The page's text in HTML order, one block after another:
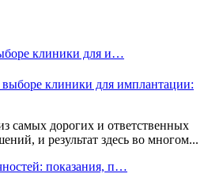
клиники для и…
самых дорогих и ответственных
и результат здесь во многом...
показания, п…